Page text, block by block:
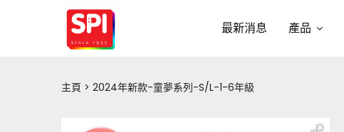
最新消息 產品
主頁 2024年新款-童夢系列-S/L-1-6年級